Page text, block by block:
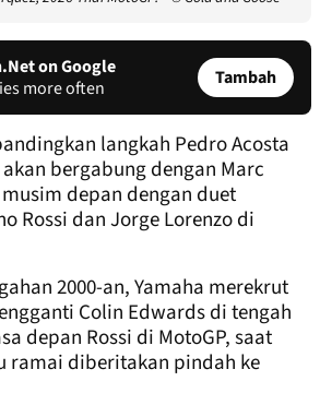
on Google
more often
Tambah
langkah Pedro Acosta
bergabung dengan Marc
depan dengan duet
Rossi dan Jorge Lorenzo di
2000-an, Yamaha merekrut
Colin Edwards di tengah
depan Rossi di MotoGP, saat
ramai diberitakan pindah ke